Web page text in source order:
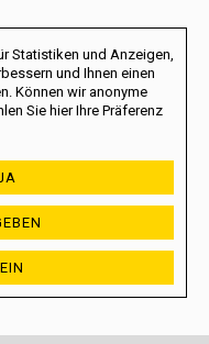
Statistiken und Anzeigen,
und Ihnen einen
Können wir anonyme
Sie hier Ihre Präferenz